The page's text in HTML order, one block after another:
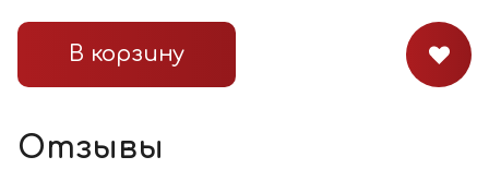
В корзину
Отзывы